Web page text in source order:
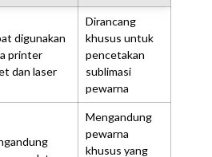
digunakan
printer
dan laser
Dirancang
khusus untuk
pencetakan
sublimasi
pewarna
Mengandung
pewarna
khusus yang